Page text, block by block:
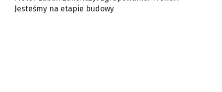
Jesteśmy na etapie budowy